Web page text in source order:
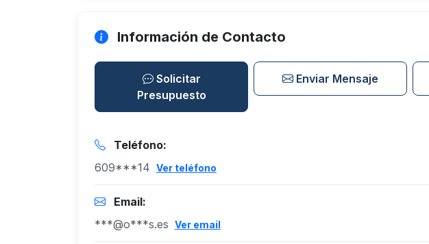
Información de Contacto
Solicitar
Presupuesto
Enviar Mensaje
Teléfono:
609***14 Ver teléfono
Email:
***@o***s.es Ver email